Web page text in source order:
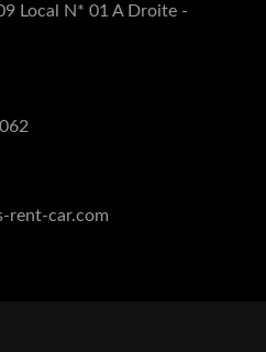
Local N* 01 A Droite -
rent-car.com